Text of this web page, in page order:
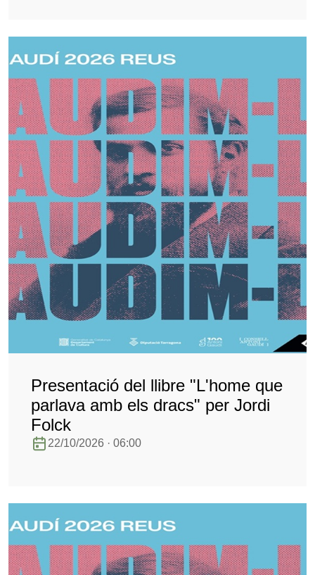
Presentació del llibre "L'home que
parlava amb els dracs" per Jordi
Folck
22/10/2026 · 06:00